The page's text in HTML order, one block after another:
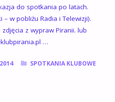
do spotkania po latach.
– w pobliżu Radia i Telewizji).
z wypraw Piranii. lub
…
SPOTKANIA KLUBOWE